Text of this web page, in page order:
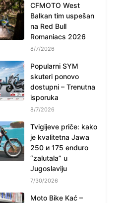
CFMOTO West
Balkan tim uspešan
na Red Bull
Romaniacs 2026
8/7/2026
Popularni SYM
skuteri ponovo
dostupni – Trenutna
isporuka
8/7/2026
Tvigijeve priče: kako
je kvalitetna Jawa
250 и 175 enduro
“zalutala” u
Jugoslaviju
7/30/2026
Moto Bike Kać –